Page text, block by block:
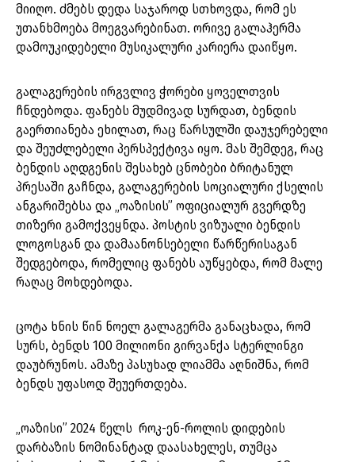
მიიღო. ძმებს დედა საჯაროდ სთხოვდა, რომ ეს
უთანხმოება მოეგვარებინათ. ორივე გალაჰერმა
დამოუკიდებელი მუსიკალური კარიერა დაიწყო.
გალაგერების ირგვლივ ჭორები ყოველთვის
ჩნდებოდა. ფანებს მუდმივად სურდათ, ბენდის
გაერთიანება ეხილათ, რაც წარსულში დაუჯერებელი
და შეუძლებელი პერსპექტივა იყო. მას შემდეგ, რაც
ბენდის აღდგენის შესახებ ცნობები ბრიტანულ
პრესაში გაჩნდა, გალაგერების სოციალური ქსელის
ანგარიშებსა და „ოაზისის” ოფიციალურ გვერდზე
თიზერი გამოქვეყნდა. პოსტის ვიზუალი ბენდის
ლოგოსგან და დამაანონსებელი წარწერისაგან
შედგებოდა, რომელიც ფანებს აუწყებდა, რომ მალე
რაღაც მოხდებოდა.
ცოტა ხნის წინ ნოელ გალაგერმა განაცხადა, რომ
სურს, ბენდს 100 მილიონი გირვანქა სტერლინგი
დაუბრუნოს. ამაზე პასუხად ლიამმა აღნიშნა, რომ
ბენდს უფასოდ შეუერთდება.
„ოაზისი” 2024 წელს როკ-ენ-როლის დიდების
დარბაზის ნომინანტად დაასახელეს, თუმცა